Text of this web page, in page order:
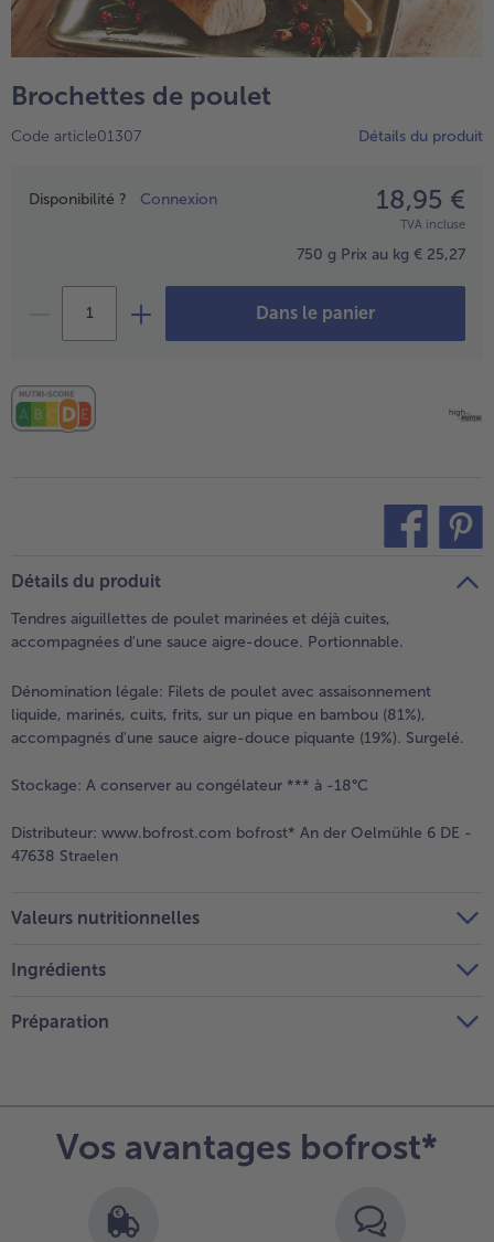
TousPlats cuisinés
Boulangerie & Pâtisserie
TousBoulangerie & Pâtisserie
TousEntrées, Apéritifs & Snacks
Produits non surgelés
TousProduits non surgelés
Brochettes de poulet
Code article01307 Détails du produit
Prix
Disponibilité ? Connexion 18,95 €
TVA incluse
750 g Prix au kg € 25,27
Dans le panier
Détails du produit
Tendres aiguillettes de poulet marinées et déjà cuites,
accompagnées d'une sauce aigre-douce. Portionnable.
Dénomination légale: Filets de poulet avec assaisonnement
liquide, marinés, cuits, frits, sur un pique en bambou (81%),
accompagnés d'une sauce aigre-douce piquante (19%). Surgelé.
Stockage: A conserver au congélateur *** à -18°C
Distributeur: www.bofrost.com bofrost* An der Oelmühle 6 DE -
47638 Straelen
Valeurs nutritionnelles
Ingrédients
Préparation
Vos avantages bofrost*